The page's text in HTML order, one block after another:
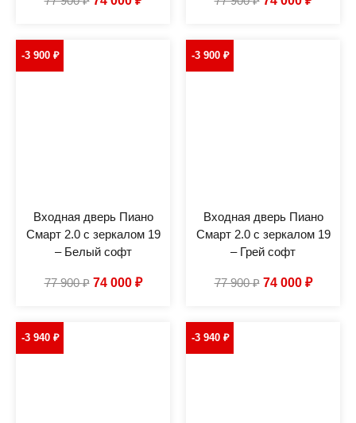
-3 900 ₽
Входная дверь Пиано
Смарт 2.0 с зеркалом 19
– Белый софт
77 900₽ 74 000 ₽
-3 900 ₽
Входная дверь Пиано
Смарт 2.0 с зеркалом 19
– Грей софт
77 900₽ 74 000 ₽
-3 940 ₽ -3 940 ₽